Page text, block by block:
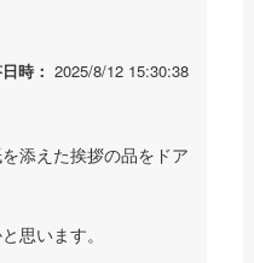
時： 2025/8/12 15:30:38
添えた挨拶の品をドア
思います。